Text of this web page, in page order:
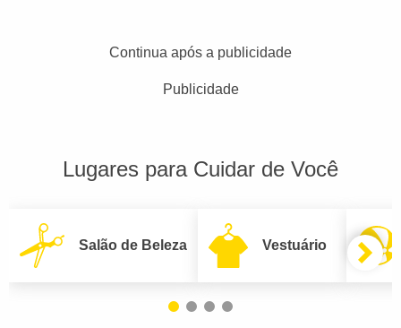
Continua após a publicidade
Publicidade
Lugares para Cuidar de Você
Salão de Beleza Vestuário